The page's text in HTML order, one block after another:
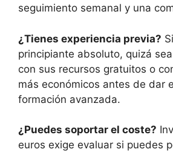
seguimiento semanal y una
¿Tienes experiencia previa?
principiante absoluto, quizá
con sus recursos gratuitos o
más económicos antes de dar
formación avanzada.
¿Puedes soportar el coste?
euros exige evaluar si puedes